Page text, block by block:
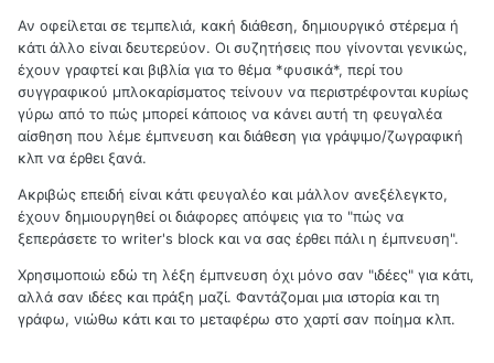
Αν οφείλεται σε τεμπελιά, κακή διάθεση, δημιουργικό στέρεμα ή
κάτι άλλο είναι δευτερεύον. Οι συζητήσεις που γίνονται γενικώς,
έχουν γραφτεί και βιβλία για το θέμα *φυσικά*, περί του
συγγραφικού μπλοκαρίσματος τείνουν να περιστρέφονται κυρίως
γύρω από το πώς μπορεί κάποιος να κάνει αυτή τη φευγαλέα
αίσθηση που λέμε έμπνευση και διάθεση για γράψιμο/ζωγραφική
κλπ να έρθει ξανά.
Ακριβώς επειδή είναι κάτι φευγαλέο και μάλλον ανεξέλεγκτο,
έχουν δημιουργηθεί οι διάφορες απόψεις για το "πώς να
ξεπεράσετε το writer's block και να σας έρθει πάλι η έμπνευση".
Χρησιμοποιώ εδώ τη λέξη έμπνευση όχι μόνο σαν "ιδέες" για κάτι,
αλλά σαν ιδέες και πράξη μαζί. Φαντάζομαι μια ιστορία και τη
γράφω, νιώθω κάτι και το μεταφέρω στο χαρτί σαν ποίημα κλπ.